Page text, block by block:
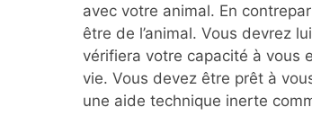
avec votre animal. En
être de l’animal. Vous devrez
vérifiera votre capacité à vous
vie. Vous devez être prêt à
une aide technique inerte